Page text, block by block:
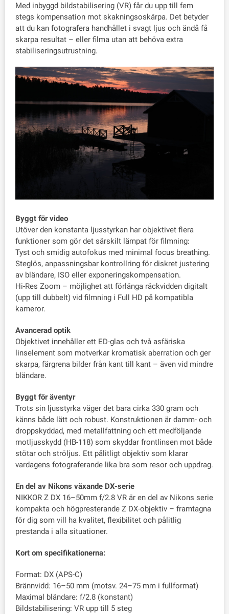
Med inbyggd bildstabilisering (VR) får du upp till fem
stegs kompensation mot skakningsoskärpa. Det betyder
att du kan fotografera handhållet i svagt ljus och ändå få
skarpa resultat – eller filma utan att behöva extra
stabiliseringsutrustning.
Byggt för video
Utöver den konstanta ljusstyrkan har objektivet flera
funktioner som gör det särskilt lämpat för filmning:
Tyst och smidig autofokus med minimal focus breathing.
Steglös, anpassningsbar kontrollring för diskret justering
av bländare, ISO eller exponeringskompensation.
Hi-Res Zoom – möjlighet att förlänga räckvidden digitalt
(upp till dubbelt) vid filmning i Full HD på kompatibla
kameror.
Avancerad optik
Objektivet innehåller ett ED-glas och två asfäriska
linselement som motverkar kromatisk aberration och ger
skarpa, färgrena bilder från kant till kant – även vid mindre
bländare.
Byggt för äventyr
Trots sin ljusstyrka väger det bara cirka 330 gram och
känns både lätt och robust. Konstruktionen är damm- och
droppskyddad, med metallfattning och ett medföljande
motljusskydd (HB-118) som skyddar frontlinsen mot både
stötar och ströljus. Ett pålitligt objektiv som klarar
vardagens fotograferande lika bra som resor och uppdrag.
En del av Nikons växande DX-serie
NIKKOR Z DX 16–50mm f/2.8 VR är en del av Nikons serie
kompakta och högpresterande Z DX-objektiv – framtagna
för dig som vill ha kvalitet, flexibilitet och pålitlig
prestanda i alla situationer.
Kort om specifikationerna:
Format: DX (APS-C)
Brännvidd: 16–50 mm (motsv. 24–75 mm i fullformat)
Maximal bländare: f/2.8 (konstant)
Bildstabilisering: VR upp till 5 steg